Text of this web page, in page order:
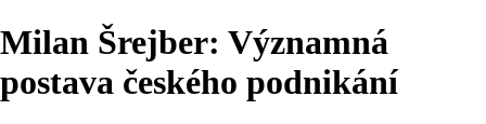
Milan Šrejber: Významná
postava českého podnikání